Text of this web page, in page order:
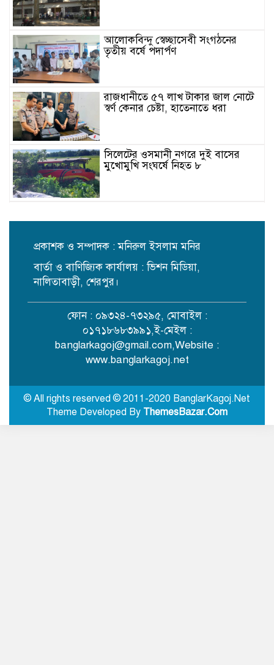
আলোকবিন্দু স্বেচ্ছাসেবী সংগঠনের
তৃতীয় বর্ষে পদার্পণ
রাজধানীতে ৫৭ লাখ টাকার জাল নোটে
স্বর্ণ কেনার চেষ্টা, হাতেনাতে ধরা
সিলেটের ওসমানী নগরে দুই বাসের
মুখোমুখি সংঘর্ষে নিহত ৮
অনেকে
নানা দাবিতে শেরপুরে জামায়াত ও ১১
দলের স্মারকলিপি প্রদান
জীবিত অবস্থায় নিজের চল্লিশা ২ হাজার
মানুষকে খাওয়ালেন বৃদ্ধ
অবহেলার সুযোগ নেই: প্রধানমন্ত্রী
প্রকাশক ও সম্পাদক : মনিরুল ইসলাম মনির
বার্তা ও বাণিজ্যিক কার্যালয় : ভিশন মিডিয়া,
নালিতাবাড়ী, শেরপুর।
ফোন : ০৯৩২৪-৭৩২৯৫, মোবাইল :
০১৭১৮৬৮৩৯৯১,ই-মেইল :
banglarkagoj@gmail.com,Website :
www.banglarkagoj.net
© All rights reserved © 2011-2020 BanglarKagoj.Net
Theme Developed By ThemesBazar.Com